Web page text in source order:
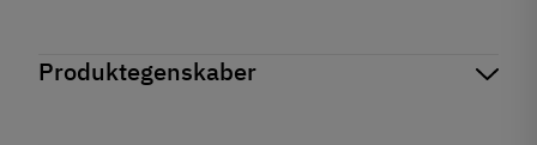
Produktegenskaber